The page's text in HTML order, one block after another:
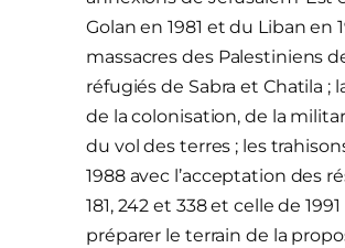
Golan en 1981 et du Liban en
massacres des Palestiniens
réfugiés de Sabra et Chatila ;
de la colonisation, de la
du vol des terres ; les
1988 avec l’acceptation des
181, 242 et 338 et celle de
préparer le terrain de la